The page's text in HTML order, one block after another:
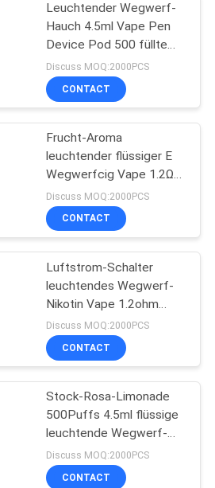
11
e-
Leuchtender Wegwerf-
Hauch 4.5ml Vape Pen
Device Pod 500 füllte
Batterie vor 700mAh
Discuss MOQ:2000PCS
CONTACT
Frucht-Aroma
leuchtender flüssiger E
Wegwerfcig Vape 1.2Ω
Mesh Coil 4.5ml
Discuss MOQ:2000PCS
CONTACT
Luftstrom-Schalter
leuchtendes Wegwerf-
Nikotin Vape 1.2ohm
Mesh Coil 5%
Discuss MOQ:2000PCS
CONTACT
Stock-Rosa-Limonade
500Puffs 4.5ml flüssige
leuchtende Wegwerf-
Vape
Discuss MOQ:2000PCS
CONTACT